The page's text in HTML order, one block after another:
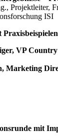
Projektleiter,
ISI
VP
Marketing
mit